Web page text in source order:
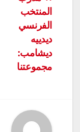
المقالات
المنتخب
الفرنسي
ديدييه
ديشامب:
مجموعتنا